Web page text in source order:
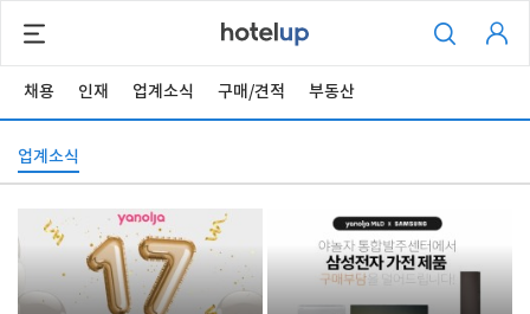
채용 인재 업계소식 구매/견적 부동산
업계소식